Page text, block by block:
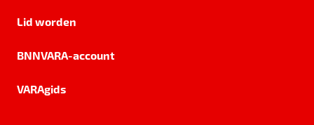
Lid worden
BNNVARA-account
VARAgids